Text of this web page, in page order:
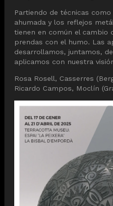
Partiendo de técnicas
ahumada y los reflejos
tienen en común el cambio
prendas con el humo. Las
desarrollamos, juntamos,
aplicamos con nuestra
Rosa Rosell, Casserres
Ricardo Campos, Moclín